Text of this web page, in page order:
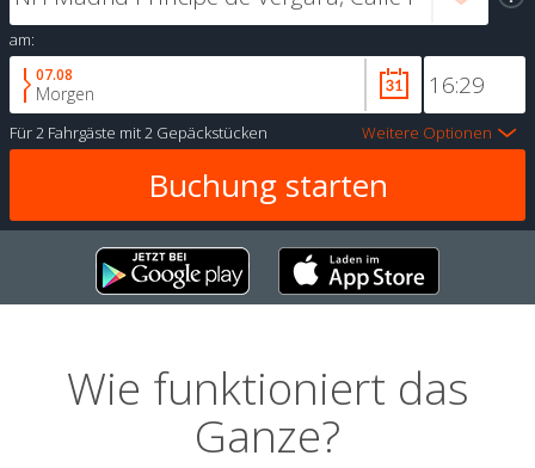
am:
07.08
Morgen
Für2 Fahrgäste mit2 Gepäckstücken Weitere Optionen
Wie funktioniert das
Ganze?